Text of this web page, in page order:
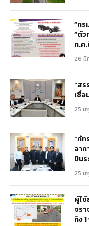
“กร
“ตัว
ก.ค.
26 มิ
“สร
เชื่
25 มิ
“ภัท
อา
บินร
25 มิ
ผู้ใช้
จรา
ถึง